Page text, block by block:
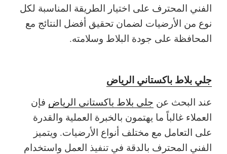
الفني المحترف على اختيار الطريقة المناسبة لكل
نوع من الأرضيات لضمان تحقيق أفضل النتائج مع
المحافظة على جودة البلاط وسلامته.
جلي بلاط باكستاني الرياض
عند البحث عن جلي بلاط باكستاني الرياض فإن
العملاء غالباً ما يهتمون بالخبرة العملية والقدرة
على التعامل مع مختلف أنواع الأرضيات. ويتميز
الفني المحترف بالدقة في تنفيذ العمل واستخدام